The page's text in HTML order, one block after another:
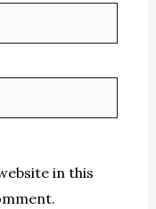
in this